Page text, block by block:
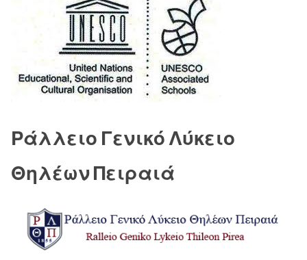
Ράλλειο Γενικό Λύκειο
Θηλέων Πειραιά